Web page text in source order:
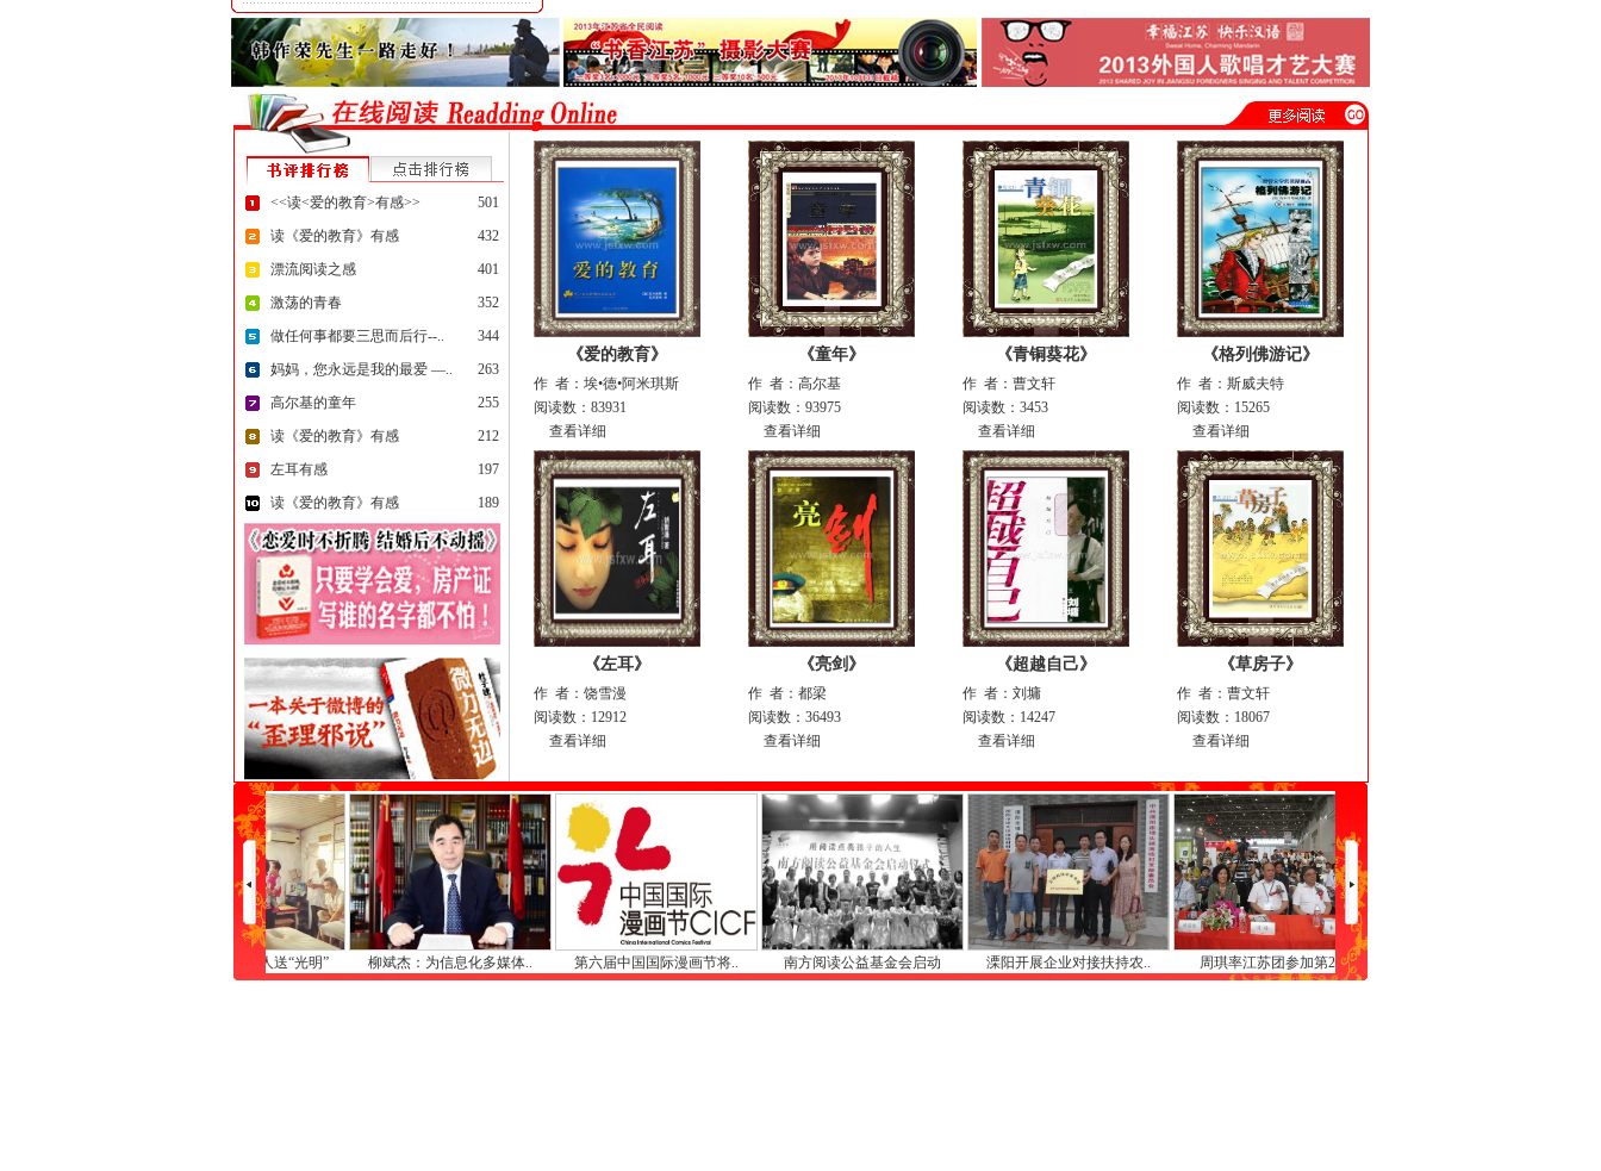
<<读<爱的教育>有感>>
501
读《爱的教育》有感
432
漂流阅读之感
401
激荡的青春
352
做任何事都要三思而后行--..
344
妈妈，您永远是我的最爱 —..
263
高尔基的童年
255
读《爱的教育》有感
212
左耳有感
197
读《爱的教育》有感
189
《爱的教育》
作 者：埃•德•阿米琪斯
阅读数：83931
查看详细
《童年》
作 者：高尔基
阅读数：93975
查看详细
《青铜葵花》
作 者：曹文轩
阅读数：3453
查看详细
《格列佛游记》
作 者：斯威夫特
阅读数：15265
查看详细
《左耳》
作 者：饶雪漫
阅读数：12912
查看详细
《亮剑》
作 者：都梁
阅读数：36493
查看详细
《超越自己》
作 者：刘墉
阅读数：14247
查看详细
《草房子》
作 者：曹文轩
阅读数：18067
查看详细
南通：国庆为盲人送“光明” 柳斌杰：为信息化多媒体.. 第六届中国国际漫画节将.. 南方阅读公益基金会启动 溧阳开展企业对接扶持农.. 周琪率江苏团参加第20.. 周琪在淮安徐州调研